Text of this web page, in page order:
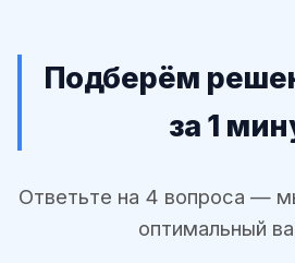
Подберём
за 1
Ответьте на 4 вопроса —
оптимальный